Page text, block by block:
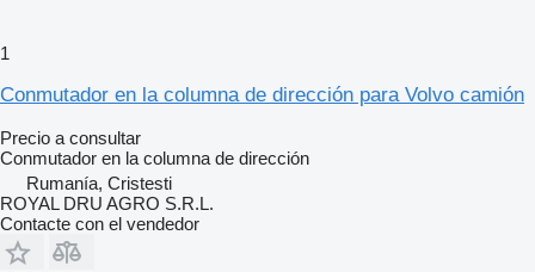
1
Conmutador en la columna de dirección para Volvo camión
Precio a consultar
Conmutador en la columna de dirección
Rumanía, Cristesti
ROYAL DRU AGRO S.R.L.
Contacte con el vendedor